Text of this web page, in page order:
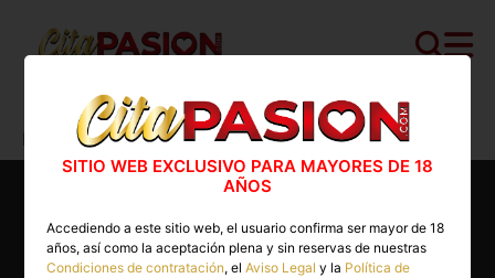
Cita PASION.COM>Masajistas >Madrid>
Madrid capital>Rebeca
SITIO WEB EXCLUSIVO PARA MAYORES DE 18
AÑOS
Accediendo a este sitio web, el usuario confirma ser mayor de 18
años, así como la aceptación plena y sin reservas de nuestras
Condiciones de contratación, elAviso Legal y la Política de